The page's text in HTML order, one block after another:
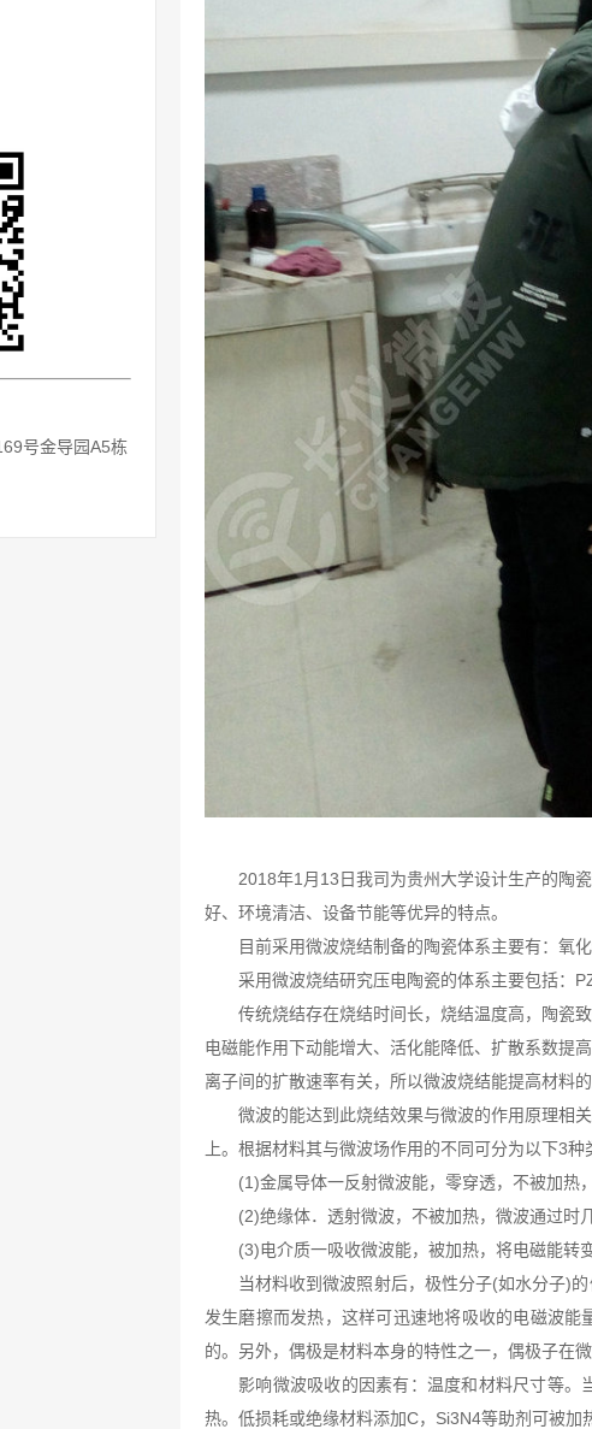
号金导园A5栋
2018年1月13日我司为贵州大学设计生产的陶
好、环境清洁、设备节能等优异的特点。
目前采用微波烧结制备的陶瓷体系主要有：氧
采用微波烧结研究压电陶瓷的体系主要包括：
传统烧结存在烧结时间长，烧结温度高，陶瓷
电磁能作用下动能增大、活化能降低、扩散系数提
离子间的扩散速率有关，所以微波烧结能提高材料的
微波的能达到此烧结效果与微波的作用原理相
上。根据材料其与微波场作用的不同可分为以下3种
(1)金属导体一反射微波能，零穿透，不被加热
(2)绝缘体．透射微波，不被加热，微波通过时
(3)电介质一吸收微波能，被加热，将电磁能转
当材料收到微波照射后，极性分子(如水分子)
发生磨擦而发热，这样可迅速地将吸收的电磁波
的。另外，偶极是材料本身的特性之一，偶极子在
影响微波吸收的因素有：温度和材料尺寸等
热。低损耗或绝缘材料添加C，Si3N4等助剂可被加